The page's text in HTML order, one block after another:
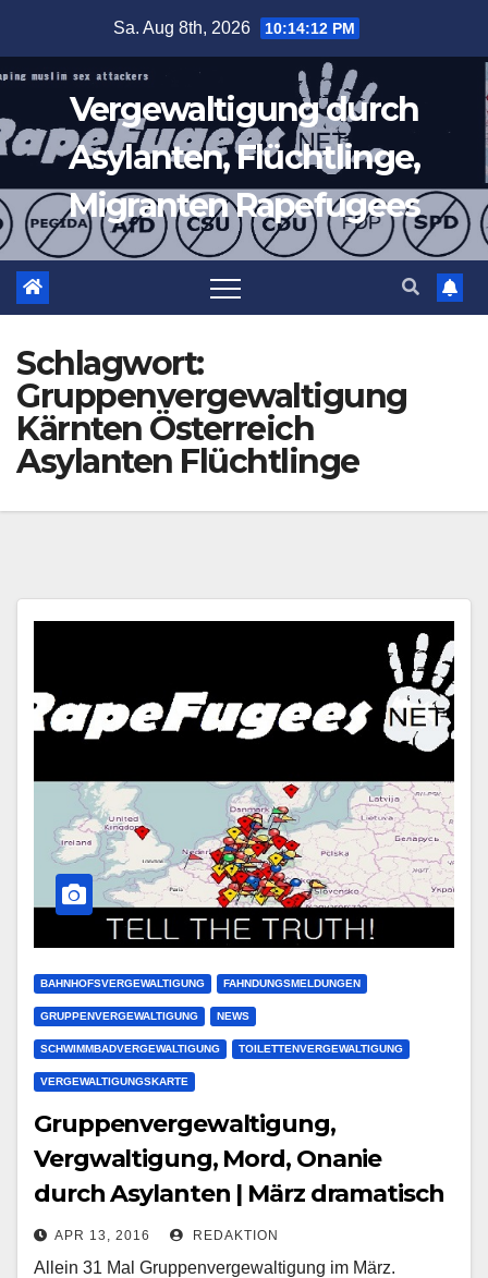
springen
Sa. Aug 8th, 2026 10:14:13 PM
Vergewaltigung durch
Asylanten, Flüchtlinge,
Migranten Rapefugees
Schlagwort:
Gruppenvergewaltigung
Kärnten Österreich
Asylanten Flüchtlinge
BAHNHOFSVERGEWALTIGUNG FAHNDUNGSMELDUNGEN
GRUPPENVERGEWALTIGUNG NEWS
SCHWIMMBADVERGEWALTIGUNG TOILETTENVERGEWALTIGUNG
VERGEWALTIGUNGSKARTE
Gruppenvergewaltigung,
Vergwaltigung, Mord, Onanie
durch Asylanten | März dramatisch
APR 13, 2016 REDAKTION
Allein 31 Mal Gruppenvergewaltigung im März.